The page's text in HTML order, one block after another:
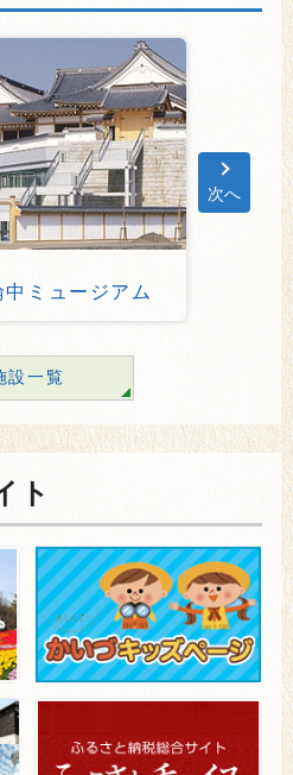
ミュージアム
次へ
設一覧
ト